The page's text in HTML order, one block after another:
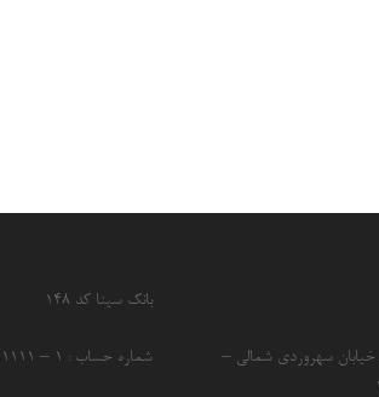
سهروردی شمالی –
بانک سینا کد ۱۴۸
شماره حساب : ۱ – ۹۷۱۱۱۱۱۱ – ۴ – ۱۴۸